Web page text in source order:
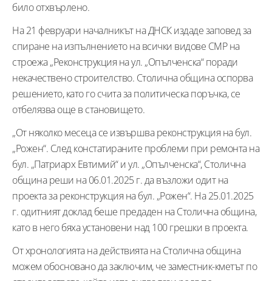
било отхвърлено.
На 21 февруари началникът на ДНСК издаде заповед за
спиране на изпълнението на всички видове СМР на
строежа „Реконструкция на ул. „Опълченска“ поради
некачествено строителство. Столична община оспорва
решението, като го счита за политическа поръчка, се
отбелязва още в становището.
„От няколко месеца се извършва реконструкция на бул.
„Рожен“. След констатираните проблеми при ремонта на
бул. „Патриарх Евтимий“ и ул. „Опълченска“, Столична
община реши на 06.01.2025 г. да възложи одит на
проекта за реконструкция на бул. „Рожен“. На 25.01.2025
г. одитният доклад беше предаден на Столична община,
като в него бяха установени над 100 грешки в проекта.
От хронологията на действията на Столична община
можем обосновано да заключим, че заместник-кметът по